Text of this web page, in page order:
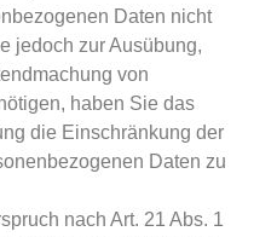
Daten nicht
jedoch zur Ausübung,
von
haben Sie das
die Einschränkung der
Daten zu
nach Art. 21 Abs. 1